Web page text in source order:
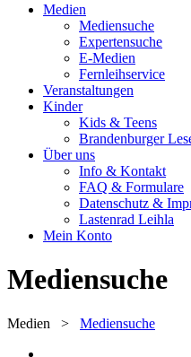
Medien
Mediensuche
Expertensuche
E-Medien
Fernleihservice
Veranstaltungen
Kinder
Kids & Teens
Brandenburger
Über uns
Info & Kontakt
FAQ & Formulare
Datenschutz &
Lastenrad Leihla
Mein Konto
Mediensuche
Medien > Mediensuche